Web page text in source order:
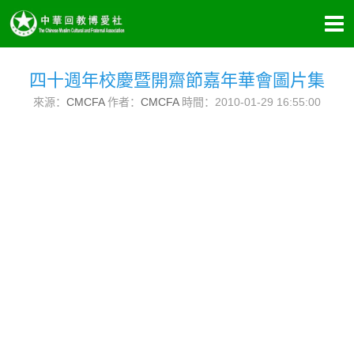
四十週年校慶暨開齋節嘉年華會圖片集
來源： CMCFA作者： CMCFA時間：2010-01-29 16:55:00